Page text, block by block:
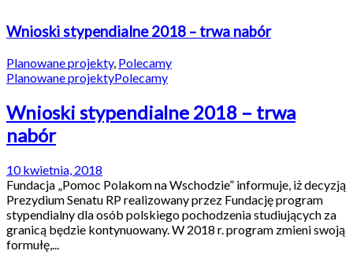
Wnioski stypendialne 2018 – trwa nabór
Planowane projekty, Polecamy
Planowane projektyPolecamy
Wnioski stypendialne 2018 – trwa
nabór
10 kwietnia, 2018
Fundacja „Pomoc Polakom na Wschodzie” informuje, iż decyzją
Prezydium Senatu RP realizowany przez Fundację program
stypendialny dla osób polskiego pochodzenia studiujących za
granicą będzie kontynuowany. W 2018 r. program zmieni swoją
formułę,...